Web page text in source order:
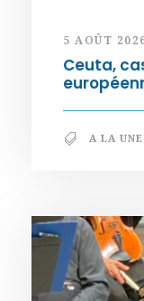
5 AOÛT
Ceuta,
A LA UNE